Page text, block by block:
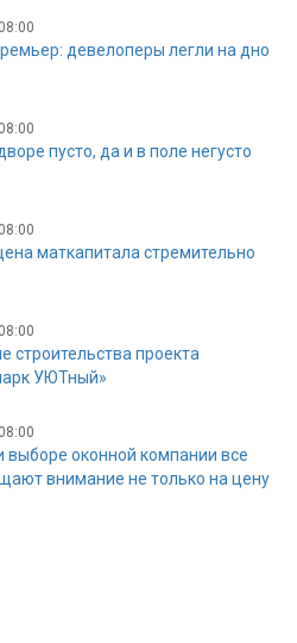
девелоперы легли на дно
пусто, да и в поле негусто
маткапитала стремительно
строительства проекта
УЮТный»
выборе оконной компании все
внимание не только на цену